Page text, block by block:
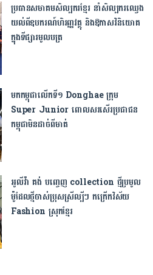
ប្រធានសមាគមសិល្បករខ្មែរ នាំសិល្បករឈ្វេង
យល់ពីឧបករណ៍ហិរញ្ញវត្ថុ និងឱកាសវិនិយោគ
ក្នុងទីផ្សារមូលបត្រ
មកកម្ពុជាលើកទី១ Donghae ក្រុម
Super Junior ពោលសរសើរប្រជាជន
កម្ពុជាមិនដាច់ពីមាត់
អូលីវ៉ា គង់ បញ្ចេញ ​collection ថ្មី​ប្រមូល​
ម៉ូដែល​ថ្មីចាស់ប្រុសស្រីល្បីៗ កក្រើកវិស័យ
Fashion ស្រុកខ្មែរ